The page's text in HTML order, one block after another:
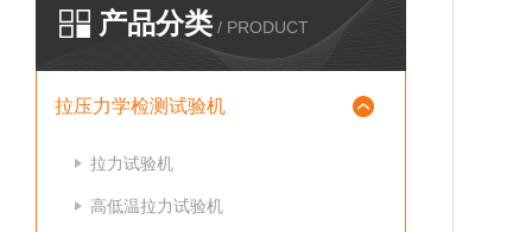
产品分类 / PRODUCT
拉压力学检测试验机
拉力试验机
高低温拉力试验机